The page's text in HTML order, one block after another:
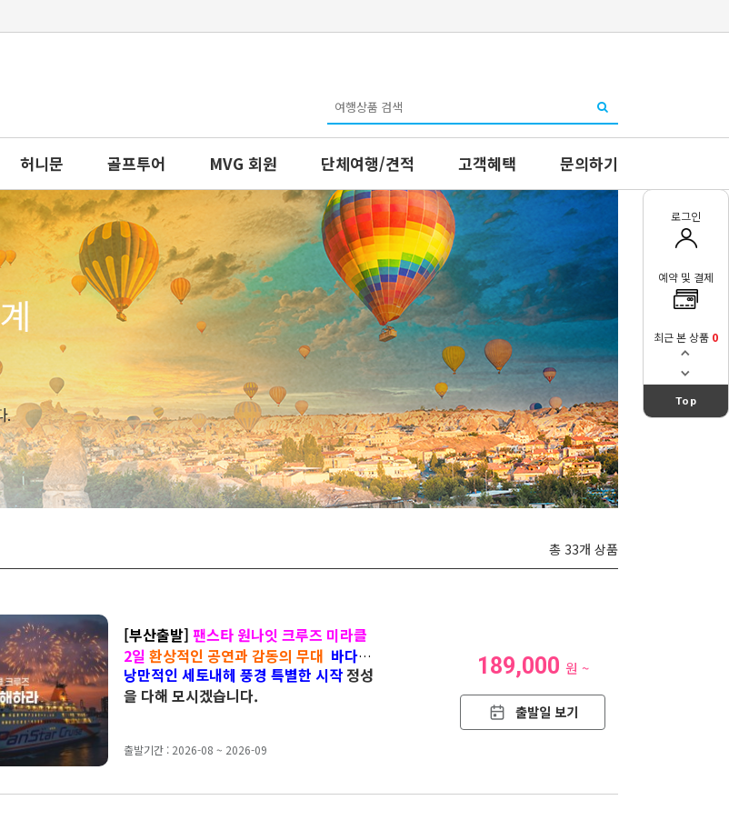
허니문 골프투어 MVG 회원 단체여행/견적 고객혜택 문의하기
총 33개 상품
[부산출발] 팬스타 원나잇 크루즈 미라클
2일 환상적인 공연과 감동의 무대 바다위
수영장 푸른바다와 하나되는 순간
낭만적인 세토내헤 풍경 특별한 시작 정성
을 다해 모시겠습니다.
출발기간 : 2026-08 ~ 2026-09
189,000 원 ~
출발일 보기
로그인
예약 및 결제
최근 본 상품 0
Top